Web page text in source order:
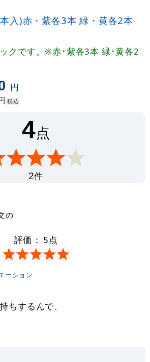
入)赤・紫各3本 緑・黄各2本
クです。※赤･紫各3本 緑･黄各2
円
税込
4点
2件
の
評価： 5点
ーション
ちするんで、